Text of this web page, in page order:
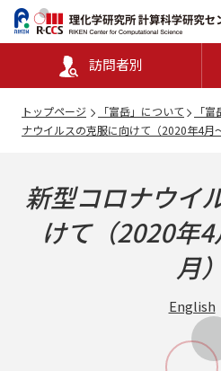
訪問者別
トップページ 「富岳」について 「
ナウイルスの克服に向けて（2020年4月
新型コロナウイ
けて（2020年
月）
English